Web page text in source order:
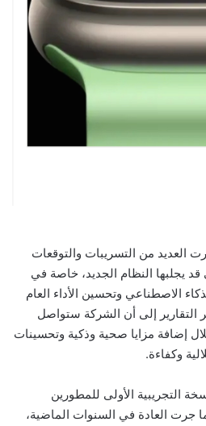
العديد من التسريبات والتوقعات
قد يجلبها النظام الجديد، خاصة في
الاصطناعي وتحسين الأداء العام
التقارير إلى أن الشركة ستواصل
إضافة مزايا صحية وذكية وتحسينات
وكفاءة.
التجريبية الأولى للمطورين
جرت العادة في السنوات الماضية،